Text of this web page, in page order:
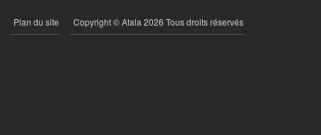
Plan du site Copyright © Atala 2026 Tous droits réservés